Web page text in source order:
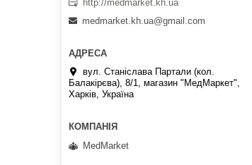
http://medmarket.kh.ua
medmarket.kh.ua@gmail.com
вул. Станіслава Партали (кол.
Балакірєва), 8/1, магазин "МедМаркет",
Харків, Україна
MedMarket